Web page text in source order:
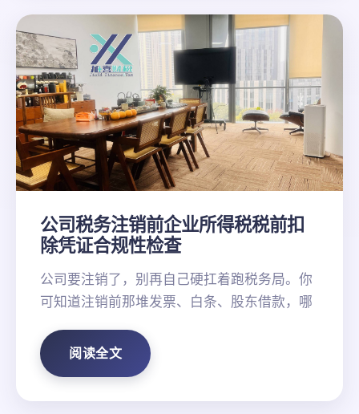
公司税务注销前企业所得税税前扣
除凭证合规性检查
公司要注销了，别再自己硬扛着跑税务局。你
可知道注销前那堆发票、白条、股东借款，哪
阅读全文